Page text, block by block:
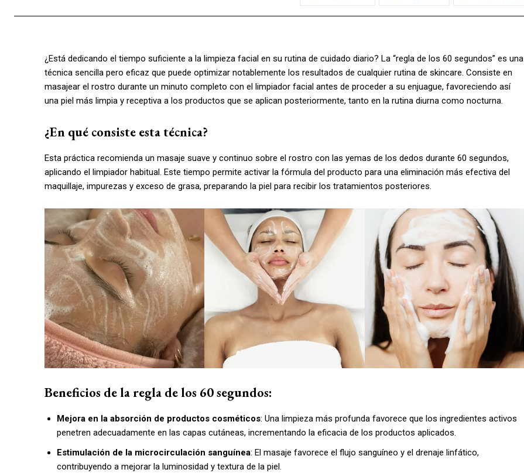
¿Está dedicando el tiempo suficiente a la limpieza facial en su rutina de cuidado diario? La “regla de los 60 segundos” es una
técnica sencilla pero eficaz que puede optimizar notablemente los resultados de cualquier rutina de skincare. Consiste en
masajear el rostro durante un minuto completo con el limpiador facial antes de proceder a su enjuague, favoreciendo así
una piel más limpia y receptiva a los productos que se aplican posteriormente, tanto en la rutina diurna como nocturna.
¿En qué consiste esta técnica?
Esta práctica recomienda un masaje suave y continuo sobre el rostro con las yemas de los dedos durante 60 segundos,
aplicando el limpiador habitual. Este tiempo permite activar la fórmula del producto para una eliminación más efectiva del
maquillaje, impurezas y exceso de grasa, preparando la piel para recibir los tratamientos posteriores.
Beneficios de la regla de los 60 segundos:
Mejora en la absorción de productos cosméticos: Una limpieza más profunda favorece que los ingredientes activos
penetren adecuadamente en las capas cutáneas, incrementando la eficacia de los productos aplicados.
Estimulación de la microcirculación sanguínea: El masaje favorece el flujo sanguíneo y el drenaje linfático,
contribuyendo a mejorar la luminosidad y textura de la piel.